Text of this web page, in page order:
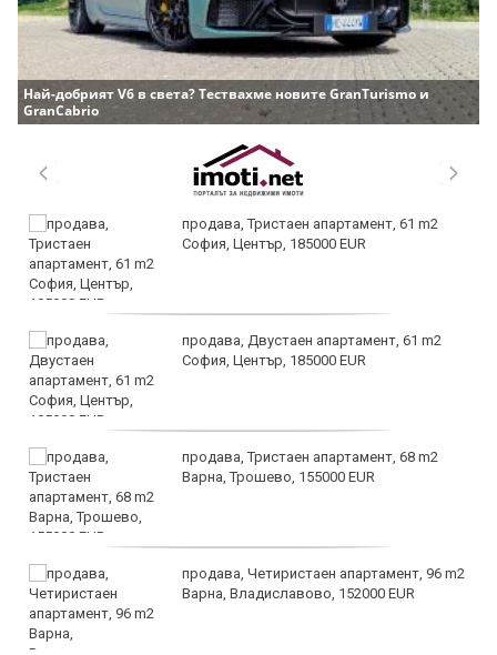
Най-добрият V6 в света? Тествахме новите GranTurismo и
GranCabrio
продава, Тристаен апартамент, 61 m2
София, Център, 185000 EUR
продава, Двустаен апартамент, 61 m2
София, Център, 185000 EUR
продава, Тристаен апартамент, 68 m2
Варна, Трошево, 155000 EUR
продава, Четиристаен апартамент, 96 m2
Варна, Владиславово, 152000 EUR